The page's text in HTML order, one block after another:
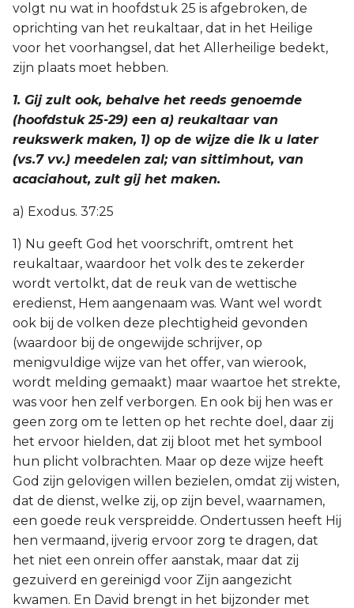
1 Korinthe
2 Korinthe
Éfeze
Filippenzen
Kolossenzen
1 Thessalonicenzen
2 Thessalonicenzen
1 Timótheüs
2 Timótheüs
Titus
Filémon
Hebreeën
Jakobus
1 Petrus
2 Petrus
volgt nu wat in hoofdstuk 25 is afgebroken, de
oprichting van het reukaltaar, dat in het Heilige
voor het voorhangsel, dat het Allerheilige bedekt,
zijn plaats moet hebben.
1. Gij zult ook, behalve het reeds genoemde
(hoofdstuk 25-29) een a) reukaltaar van
reukswerk maken, 1) op de wijze die Ik u later
(vs.7 vv.) meedelen zal; van sittimhout, van
acaciahout, zult gij het maken.
a) Exodus. 37:25
1) Nu geeft God het voorschrift, omtrent het
reukaltaar, waardoor het volk des te zekerder
wordt vertolkt, dat de reuk van de wettische
eredienst, Hem aangenaam was. Want wel wordt
ook bij de volken deze plechtigheid gevonden
(waardoor bij de ongewijde schrijver, op
menigvuldige wijze van het offer, van wierook,
wordt melding gemaakt) maar waartoe het strekte,
was voor hen zelf verborgen. En ook bij hen was er
geen zorg om te letten op het rechte doel, daar zij
het ervoor hielden, dat zij bloot met het symbool
hun plicht volbrachten. Maar op deze wijze heeft
God zijn gelovigen willen bezielen, omdat zij wisten,
dat de dienst, welke zij, op zijn bevel, waarnamen,
een goede reuk verspreidde. Ondertussen heeft Hij
hen vermaand, ijverig ervoor zorg te dragen, dat
het niet een onrein offer aanstak, maar dat zij
gezuiverd en gereinigd voor Zijn aangezicht
kwamen. En David brengt in het bijzonder met